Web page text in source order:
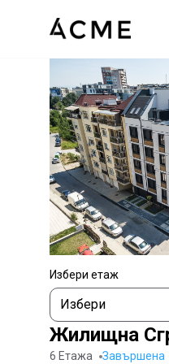
Избери етаж
Избери
Жилищна
6 Етажа завършена